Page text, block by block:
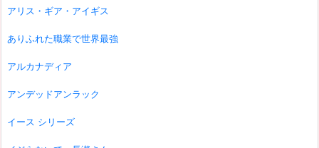
アリス・ギア・アイギス
ありふれた職業で世界最強
アルカナディア
アンデッドアンラック
イース シリーズ